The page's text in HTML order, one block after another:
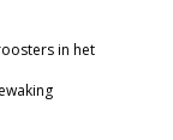
in het